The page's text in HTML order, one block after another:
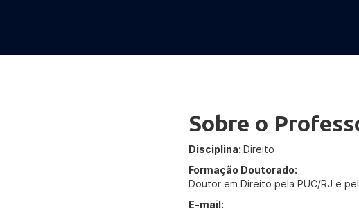
Sobre o
Disciplina: Direito
Formação Doutorado:
Doutor em Direito pela PUC/RJ e
E-mail: